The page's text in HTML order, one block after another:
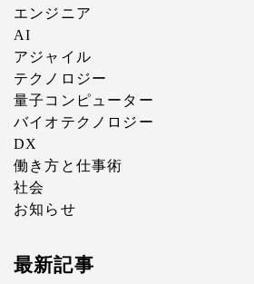
エンジニア
AI
アジャイル
テクノロジー
量子コンピューター
バイオテクノロジー
DX
働き方と仕事術
社会
お知らせ
最新記事